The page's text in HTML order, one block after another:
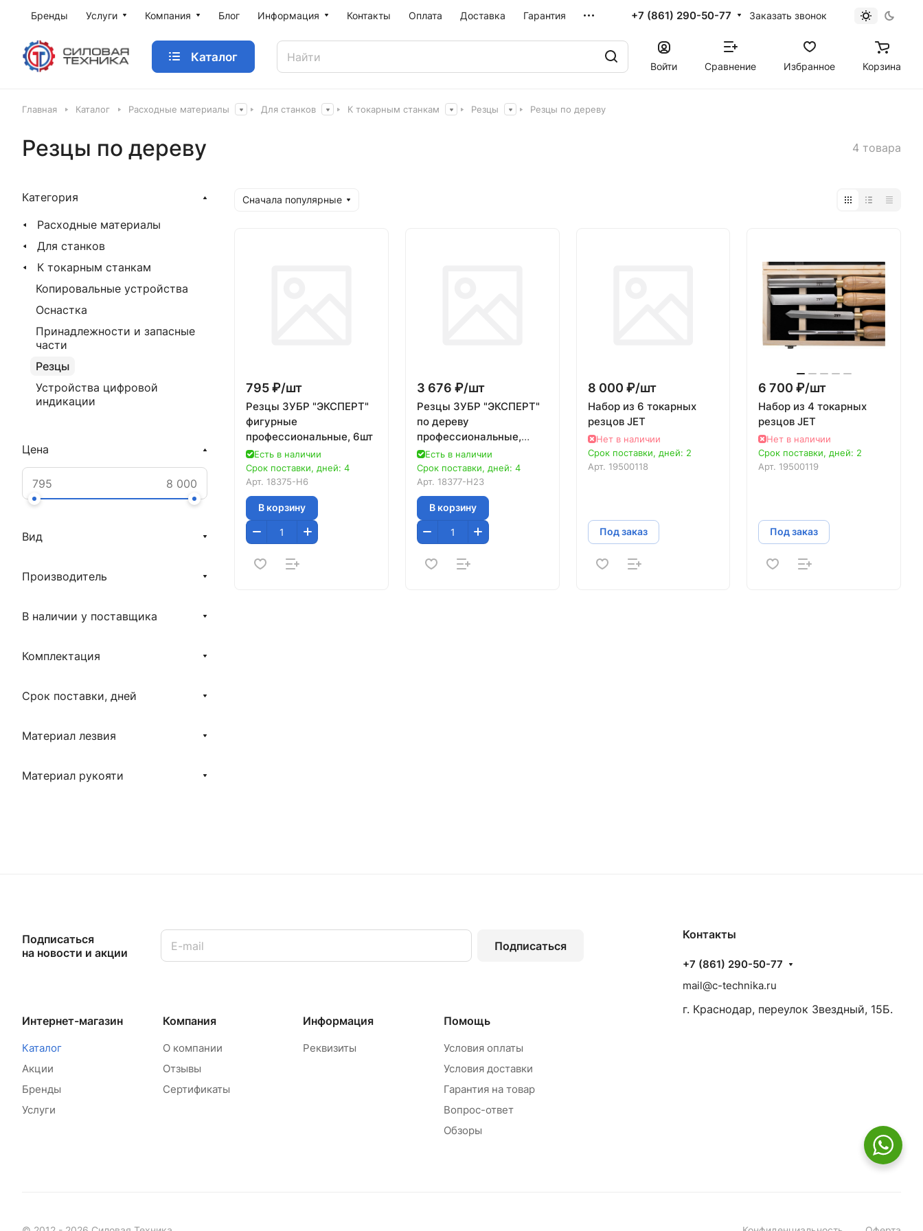
Бренды Услуги Компания Блог Информация Контакты Оплата Доставка Гарантия +7 (861) 290-50-77 Заказать звонок
Каталог
Войти Сравнение Избранное Корзина
Главная Каталог Расходные материалы Для станков К токарным станкам Резцы Резцы по дереву
Резцы по дереву 4 товара
Сначала популярные
795 ₽/шт
Резцы ЗУБР "ЭКСПЕРТ"
фигурные
профессиональные, 6шт
Есть в наличии
Срок поставки, дней: 4
Арт. 18375-H6
В корзину
3 676 ₽/шт
Резцы ЗУБР "ЭКСПЕРТ"
по дереву
профессиональные,
23шт
Есть в наличии
Срок поставки, дней: 4
Арт. 18377-H23
В корзину
8 000 ₽/шт
Набор из 6 токарных
резцов JET
Нет в наличии
Срок поставки, дней: 2
Арт. 19500118
Под заказ
6 700 ₽/шт
Набор из 4 токарных
резцов JET
Нет в наличии
Срок поставки, дней: 2
Арт. 19500119
Под заказ
Категория
Расходные материалы
Для станков
К токарным станкам
Копировальные устройства
Оснастка
Принадлежности и запасные
части
Резцы
Устройства цифровой
индикации
Цена
Вид
Производитель
В наличии у поставщика
Комплектация
Срок поставки, дней
Материал лезвия
Материал рукояти
Подписаться
на новости и акции
Подписаться
Интернет-магазин
Каталог
Акции
Бренды
Услуги
Компания
О компании
Отзывы
Сертификаты
Информация
Реквизиты
Помощь
Условия оплаты
Условия доставки
Гарантия на товар
Вопрос-ответ
Обзоры
Контакты
+7 (861) 290-50-77
mail@c-technika.ru
г. Краснодар, переулок Звездный, 15Б.